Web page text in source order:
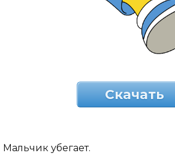
Скачать
Мальчик убегает.